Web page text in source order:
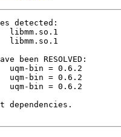
dependencies.